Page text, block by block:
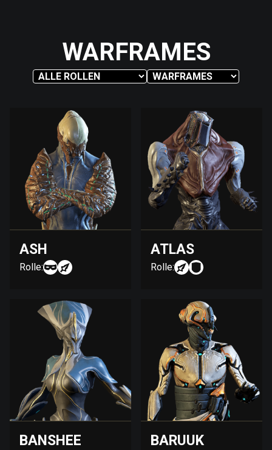
WARFRAMES
ASH
Rolle:
ATLAS
Rolle:
BANSHEE BARUUK